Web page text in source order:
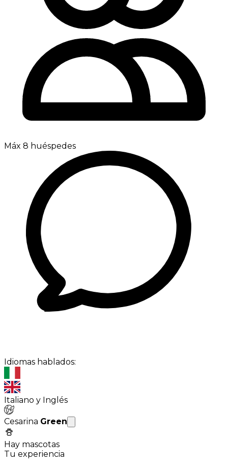
Máx 8 huéspedes
Idiomas hablados:
Italiano y Inglés
Cesarina Green
Hay mascotas
Tu experiencia